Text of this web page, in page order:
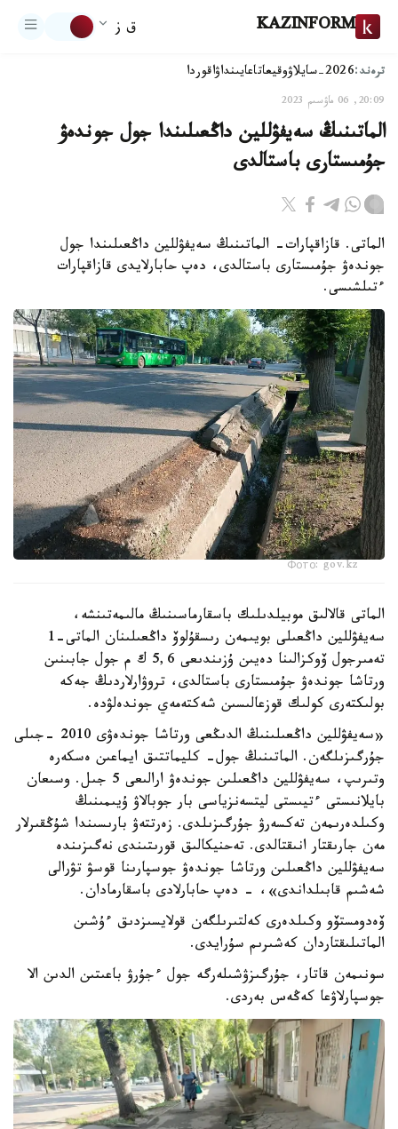
KAZINFORM ق ز
ترەند:2026-سايلاۋ وقيعاتاعايىنداۋاقوردا
20:09, 06 ماۋسىم 2023
الماتىنىڭ سەيفۋللين داڭعىلىندا جول جوندەۋ
جۇمىستارى باستالدى
الماتى. قازاقپارات- الماتىنىڭ سەيفۋللين داڭعىلىندا جول
جوندەۋ جۇمىستارى باستالدى، دەپ حابارلايدى قازاقپارات
ءتىلشىسى.
Фото: gov.kz
الماتى قالالىق موبيلدىلىك باسقارماسىنىڭ مالىمەتىنشە،
سەيفۋللين داڭعىلى بويىمەن رىسقۇلوۆ داڭعىلىنان الماتى-1
تەمىرجول ۆوكزالىنا دەيىن ۇزىندىعى 5,6 ك م جول جابىنىن
ورتاشا جوندەۋ جۇمىستارى باستالدى، تروۋارلاردىڭ جەكە
بولىكتەرى كولىك قوزعالىسىن شەكتەمەي جوندەلۋدە.
«سەيفۋللين داڭعىلىنىڭ الدىڭعى ورتاشا جوندەۋى 2010 -جىلى
جۇرگىزىلگەن. الماتىنىڭ جول- كليماتتىق ايماعىن ەسكەرە
وتىرىپ، سەيفۋللين داڭعىلىن جوندەۋ ارالىعى 5 جىل. وسىعان
بايلانىستى ءتيىستى ليتسەنزياسى بار جوبالاۋ ۇيىمىنىڭ
وكىلدەرىمەن تەكسەرۋ جۇرگىزىلدى. زەرتتەۋ بارىسىندا شۇڭقىرلار
مەن جارىقتار انىقتالدى. تەحنيكالىق قورىتىندى نەگىزىندە
سەيفۋللين داڭعىلىن ورتاشا جوندەۋ جوسپارىنا قوسۋ تۋرالى
شەشىم قابىلداندى»، - دەپ حابارلادى باسقارمادان.
ۆەدومستۆو وكىلدەرى كەلتىرىلگەن قولايسىزدىق ءۇشىن
الماتىلىقتاردان كەشىرىم سۇرايدى.
سونىمەن قاتار، جۇرگىزۋشىلەرگە جول ءجۇرۋ باعىتىن الدىن الا
جوسپارلاۋعا كەڭەس بەردى.